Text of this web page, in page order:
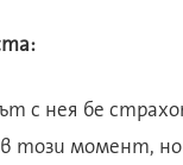
с нея бе
този момент,